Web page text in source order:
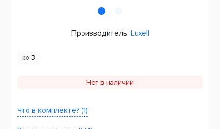
Производитель: Luxell
3
Нет в наличии
Что в комплекте? (1)